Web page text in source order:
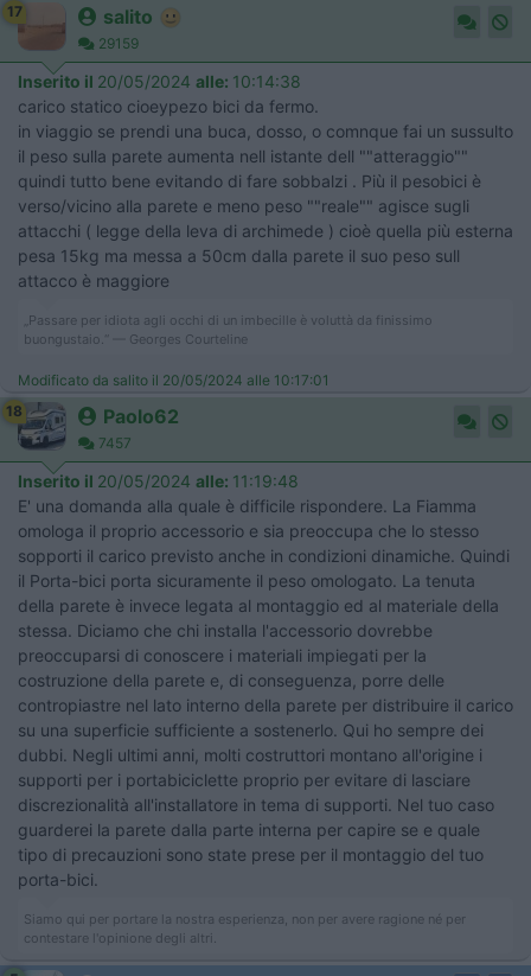
17 salito
29159
Inserito il 20/05/2024 alle: 10:14:38
carico statico cioeypezo bici da fermo.
in viaggio se prendi una buca, dosso, o comnque fai un sussulto
il peso sulla parete aumenta nell istante dell ""atteraggio""
quindi tutto bene evitando di fare sobbalzi . Più il pesobici è
verso/vicino alla parete e meno peso ""reale"" agisce sugli
attacchi ( legge della leva di archimede ) cioè quella più esterna
pesa 15kg ma messa a 50cm dalla parete il suo peso sull
attacco è maggiore
„Passare per idiota agli occhi di un imbecille è voluttà da finissimo
buongustaio.“ — Georges Courteline
Modificato da salito il 20/05/2024 alle 10:17:01
18
Paolo62
7457
Inserito il 20/05/2024 alle: 11:19:48
E' una domanda alla quale è difficile rispondere. La Fiamma
omologa il proprio accessorio e sia preoccupa che lo stesso
sopporti il carico previsto anche in condizioni dinamiche. Quindi
il Porta-bici porta sicuramente il peso omologato. La tenuta
della parete è invece legata al montaggio ed al materiale della
stessa. Diciamo che chi installa l'accessorio dovrebbe
preoccuparsi di conoscere i materiali impiegati per la
costruzione della parete e, di conseguenza, porre delle
contropiastre nel lato interno della parete per distribuire il carico
su una superficie sufficiente a sostenerlo. Qui ho sempre dei
dubbi. Negli ultimi anni, molti costruttori montano all'origine i
supporti per i portabiciclette proprio per evitare di lasciare
discrezionalità all'installatore in tema di supporti. Nel tuo caso
guarderei la parete dalla parte interna per capire se e quale
tipo di precauzioni sono state prese per il montaggio del tuo
porta-bici.
Siamo qui per portare la nostra esperienza, non per avere ragione né per
contestare l'opinione degli altri.